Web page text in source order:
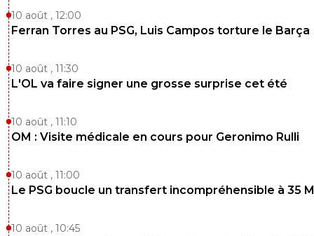
Répondre
les bonus seront ils compris de le
10 août , 12:00
Ferran Torres au PSG, Luis Campos torture le Barça
10 août , 11:30
L'OL va faire signer une grosse surprise cet été
10 août , 11:10
OM : Visite médicale en cours pour Geronimo Rulli
10 août , 11:00
Le PSG boucle un transfert incompréhensible à 35
10 août , 10:45